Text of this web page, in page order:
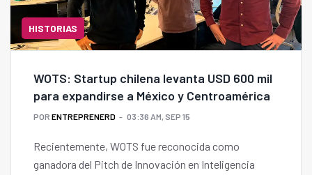
HISTORIAS
WOTS: Startup chilena levanta USD 600 mil
para expandirse a México y Centroamérica
POR ENTREPRENERD 03:36 AM, SEP 15
Recientemente, WOTS fue reconocida como
ganadora del Pitch de Innovación en Inteligencia